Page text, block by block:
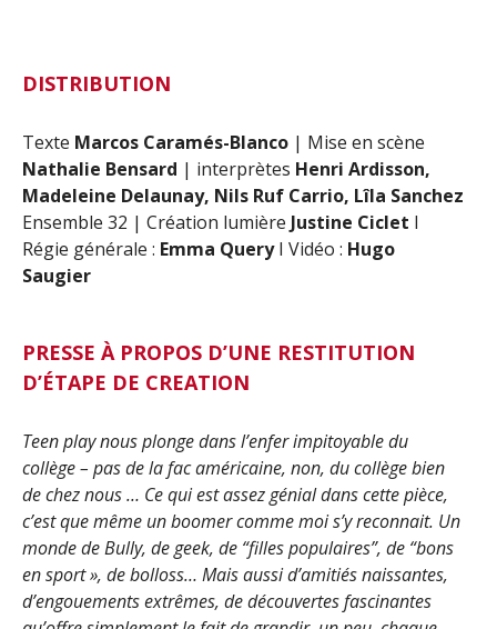
DISTRIBUTION
Texte Marcos Caramés-Blanco | Mise en scène
Nathalie Bensard | interprètes Henri Ardisson,
Madeleine Delaunay, Nils Ruf Carrio, Lîla Sanchez
Ensemble 32 | Création lumière Justine Ciclet I
Régie générale : Emma QueryI Vidéo : Hugo
Saugier
PRESSE À PROPOS D’UNE RESTITUTION
D’ÉTAPE DE CREATION
Teen play nous plonge dans l’enfer impitoyable du
collège – pas de la fac américaine, non, du collège bien
de chez nous … Ce qui est assez génial dans cette pièce,
c’est que même un boomer comme moi s’y reconnait. Un
monde de Bully, de geek, de “filles populaires”, de “bons
en sport », de bolloss… Mais aussi d’amitiés naissantes,
d’engouements extrêmes, de découvertes fascinantes